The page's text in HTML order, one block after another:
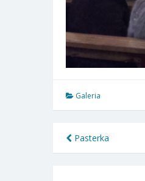
Galeria
Nawigacja
wpisu
Pasterka